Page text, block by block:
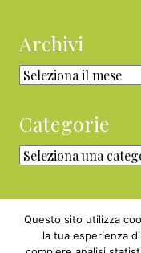
Archivi
Archivi
Categorie
Categorie
Questo sito utilizza
la tua esperienza